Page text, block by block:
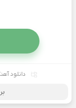
دانلود